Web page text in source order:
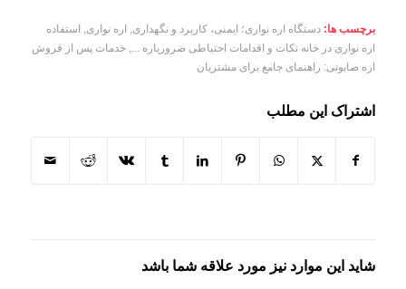
برچسب ها: دستگاه اره نواری؛ ایمنی، کاربرد و نگهداری اره نواری
استفاده
اره نواری در خانه نکات و اقدامات احتیاطی ضروریاره ...
خدمات پس از فروش
اره صابونی: راهنمای جامع برای مشتریان
اشتراک این مطلب
شاید این موارد نیز مورد علاقه شما باشد